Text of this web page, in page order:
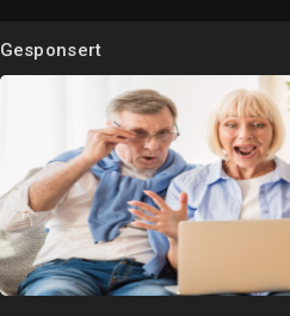
Gesponsert